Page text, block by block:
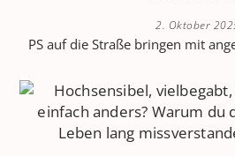
2. Oktober
PS auf die Straße bringen mit